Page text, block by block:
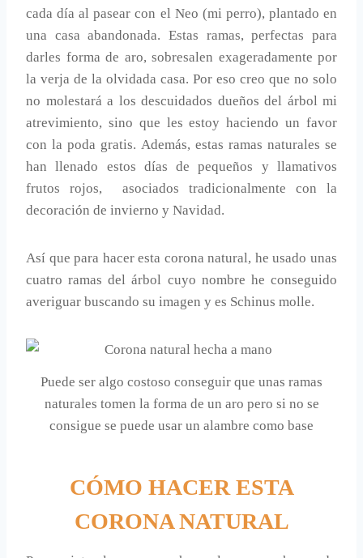
cada día al pasear con el Neo (mi perro), plantado en
una casa abandonada. Estas ramas, perfectas para
darles forma de aro, sobresalen exageradamente por
la verja de la olvidada casa. Por eso creo que no solo
no molestará a los descuidados dueños del árbol mi
atrevimiento, sino que les estoy haciendo un favor
con la poda gratis. Además, estas ramas naturales se
han llenado estos días de pequeños y llamativos
frutos rojos, asociados tradicionalmente con la
decoración de invierno y Navidad.
Así que para hacer esta corona natural, he usado unas
cuatro ramas del árbol cuyo nombre he conseguido
averiguar buscando su imagen y es Schinus molle.
Puede ser algo costoso conseguir que unas ramas
naturales tomen la forma de un aro pero si no se
consigue se puede usar un alambre como base
CÓMO HACER ESTA
CORONA NATURAL